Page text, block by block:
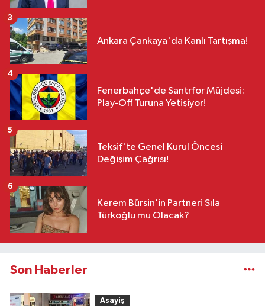
Ankara Çankaya'da Kanlı Tartışma!
3
Fenerbahçe'de Santrfor Müjdesi:
Play-Off Turuna Yetişiyor!
4
Teksif'te Genel Kurul Öncesi
Değişim Çağrısı!
5
Kerem Bürsin’in Partneri Sıla
Türkoğlu mu Olacak?
6
Son Haberler
Asayiş